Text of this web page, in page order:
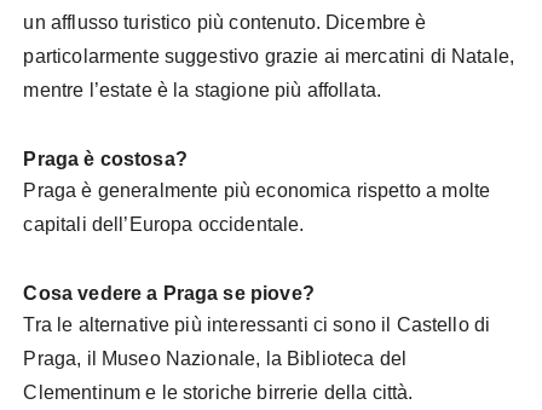
un afflusso turistico più contenuto. Dicembre è
particolarmente suggestivo grazie ai mercatini di Natale,
mentre l’estate è la stagione più affollata.
Praga è costosa?
Praga è generalmente più economica rispetto a molte
capitali dell’Europa occidentale.
Cosa vedere a Praga se piove?
Tra le alternative più interessanti ci sono il Castello di
Praga, il Museo Nazionale, la Biblioteca del
Clementinum e le storiche birrerie della città.